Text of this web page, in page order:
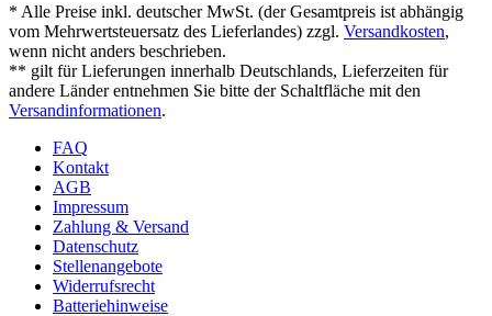
* Alle Preise inkl. deutscher MwSt. (der Gesamtpreis ist abhängig
vom Mehrwertsteuersatz des Lieferlandes) zzgl. Versandkosten,
wenn nicht anders beschrieben.
** gilt für Lieferungen innerhalb Deutschlands, Lieferzeiten für
andere Länder entnehmen Sie bitte der Schaltfläche mit den
Versandinformationen.
FAQ
Kontakt
AGB
Impressum
Zahlung & Versand
Datenschutz
Stellenangebote
Widerrufsrecht
Batteriehinweise